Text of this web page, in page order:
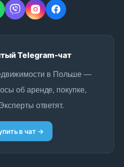
Telegram-чат
в Польше —
об аренде, покупке,
ответят.
в чат →